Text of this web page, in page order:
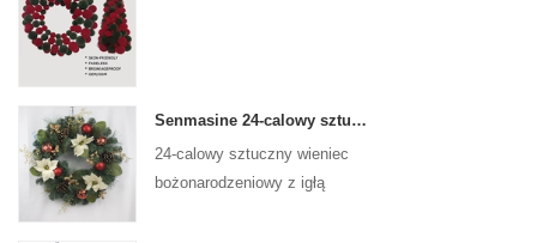
Senmasine 24-calowy sztuczny wieniec bożonarodzeniowy z igłą sosnową poinsecja szyszki czerwona kula złota gałąź jagód
24-calowy sztuczny wieniec
bożonarodzeniowy z igłą